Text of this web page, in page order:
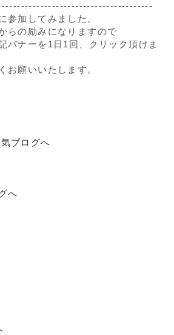
加してみました。
らの励みになりますので
バナーを1日1回、クリック頂けま
願いいたします。
へ